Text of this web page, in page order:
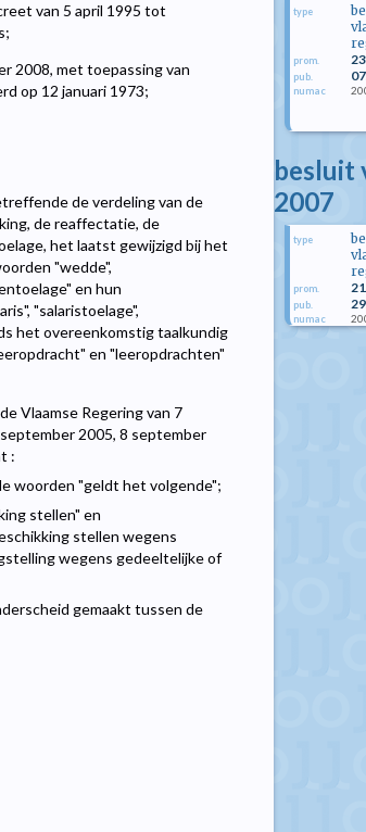
van 5 april 1995 tot
2008, met toepassing van
op 12 januari 1973;
de verdeling van de
de reaffectatie, de
het laatst gewijzigd bij het
"wedde",
en hun
"salaristoelage",
het overeenkomstig taalkundig
en "leeropdrachten"
Vlaamse Regering van 7
2005, 8 september
:
woorden "geldt het volgende";
stellen" en
stellen wegens
wegens gedeeltelijke of
gemaakt tussen de
type
prom.
pub.
numac
besluit
2007
type
prom.
pub.
numac